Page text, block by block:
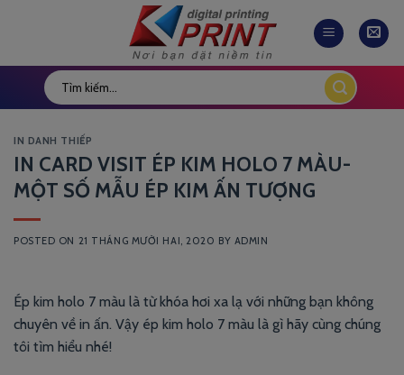
IN DANH THIẾP
IN CARD VISIT ÉP KIM HOLO 7 MÀU-
MỘT SỐ MẪU ÉP KIM ẤN TƯỢNG
POSTED ON 21 THÁNG MƯỜI HAI, 2020 BY ADMIN
Ép kim holo 7 màu là từ khóa hơi xa lạ với những bạn không
chuyên về in ấn. Vậy ép kim holo 7 màu là gì hãy cùng chúng
tôi tìm hiểu nhé!